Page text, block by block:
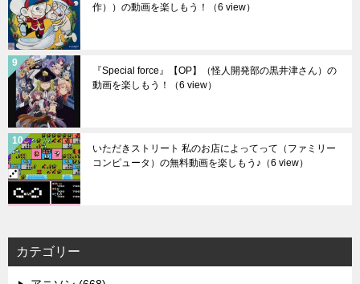
作））の動画を楽しもう！
（6 view）
『Special force』【OP】（怪人開発部の黒井津さん）の
動画を楽しもう！
（6 view）
いただきストリート 私のお店によってって（ファミリー
コンピュータ）の無料動画を楽しもう♪ （6 view）
カテゴリー